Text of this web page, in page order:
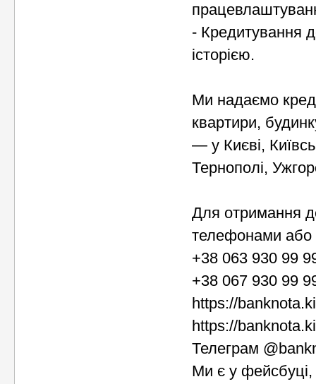
- Кредитування
історією.
Ми надаємо
квартири,
— у Києві,
Тернополі,
Для отримання
телефонами або
+38 063 930 99
+38 067 930 99
https://
https://
Телеграм
Ми є у фейсбуці,